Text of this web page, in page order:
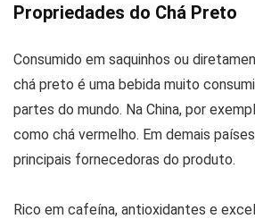
Propriedades do Chá Preto
Consumido em saquinhos ou
chá preto é uma bebida muito
partes do mundo. Na China, por
como chá vermelho. Em demais
principais fornecedoras do produto.
Rico em cafeína, antioxidantes e